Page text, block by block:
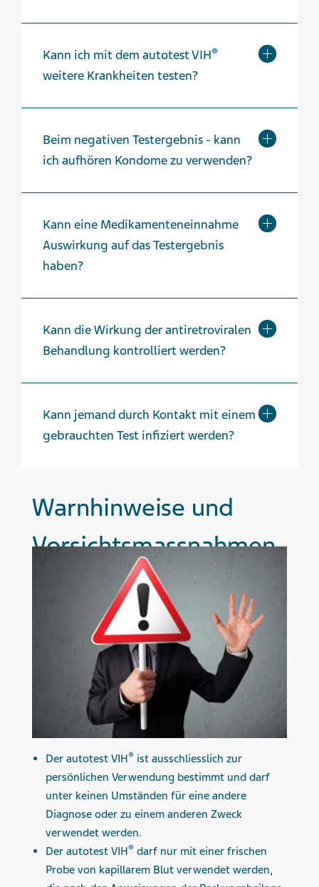
Kann ich mit dem autotest VIH®
weitere Krankheiten testen?
Beim negativen Testergebnis - kann
ich aufhören Kondome zu verwenden?
Kann eine Medikamenteneinnahme
Auswirkung auf das Testergebnis
haben?
Kann die Wirkung der antiretroviralen
Behandlung kontrolliert werden?
Kann jemand durch Kontakt mit einem
gebrauchten Test infiziert werden?
Warnhinweise und
Vorsichts­massnahmen
Der autotest VIH® ist ausschliesslich zur
persönlichen Verwendung bestimmt und darf
unter keinen Umständen für eine andere
Diagnose oder zu einem anderen Zweck
verwendet werden.
Der autotest VIH® darf nur mit einer frischen
Probe von kapillarem Blut verwendet werden,